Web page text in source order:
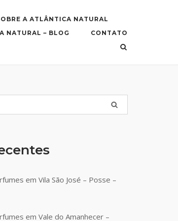
A ATLÂNTICA NATURAL
NATURAL – BLOG
CONTATO
em Vila São José – Posse –
em Vale do Amanhecer –